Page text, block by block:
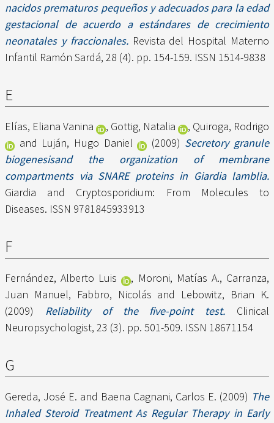
nacidos prematuros pequeños y adecuados para la edad
gestacional de acuerdo a estándares de crecimiento
neonatales y fraccionales.Revista del Hospital Materno
Infantil Ramón Sardá, 28 (4). pp. 154-159. ISSN 1514-9838
E
Elías, Eliana Vanina , Gottig, Natalia , Quiroga, Rodrigo
and Luján, Hugo Daniel (2009) Secretory granule
biogenesisand the organization of membrane
compartments via SNARE proteins in Giardia lamblia.
Giardia and Cryptosporidium: From Molecules to
Diseases. ISSN 9781845933913
F
Fernández, Alberto Luis , Moroni, Matías A., Carranza,
Juan Manuel, Fabbro, Nicolás and Lebowitz, Brian K.
(2009) Reliability of the five-point test. Clinical
Neuropsychologist, 23 (3). pp. 501-509. ISSN 18671154
G
Gereda, José E. and Baena Cagnani, Carlos E. (2009) The
Inhaled Steroid Treatment As Regular Therapy in Early